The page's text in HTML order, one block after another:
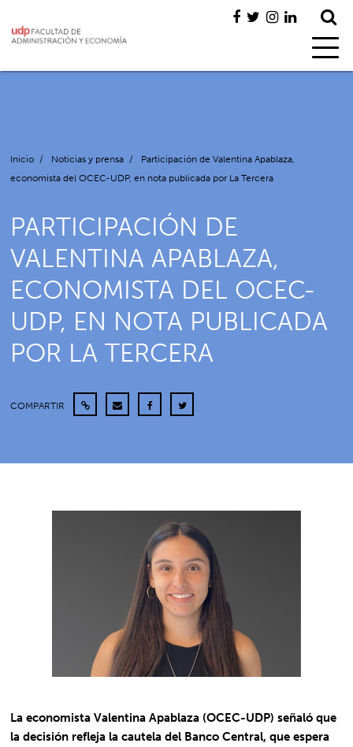
Inicio / Noticias y prensa /
Participación de Valentina Apablaza,
economista del OCEC-UDP, en nota publicada por La Tercera
PARTICIPACIÓN DE
VALENTINA APABLAZA,
ECONOMISTA DEL OCEC-
UDP, EN NOTA PUBLICADA
POR LA TERCERA
COMPARTIR
La economista Valentina Apablaza (OCEC-UDP) señaló que
la decisión refleja la cautela del Banco Central, que espera